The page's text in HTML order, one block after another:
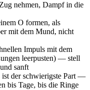
nehmen, Dampf in die
O formen, als
mit dem Mund, nicht
Impuls mit dem
leerpusten) — stell
sanft
der schwierigste Part —
bis Tage, bis die Ringe